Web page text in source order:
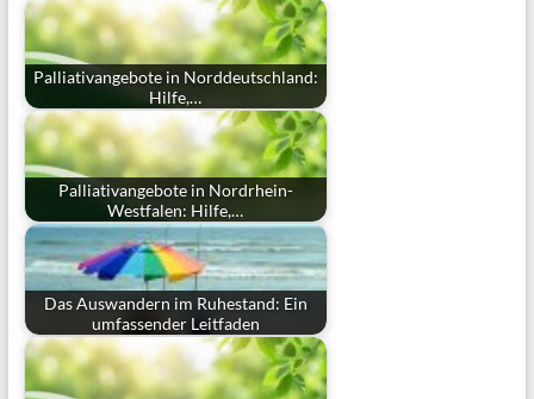
Palliativangebote in Norddeutschland:
Hilfe,…
Palliativangebote in Nordrhein-
Westfalen: Hilfe,…
Das Auswandern im Ruhestand: Ein
umfassender Leitfaden